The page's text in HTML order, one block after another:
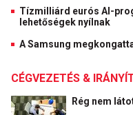
Tízmilliárd eurós AI-
lehetőségek nyílnak
A Samsung
CÉGVEZETÉS &
Rég nem